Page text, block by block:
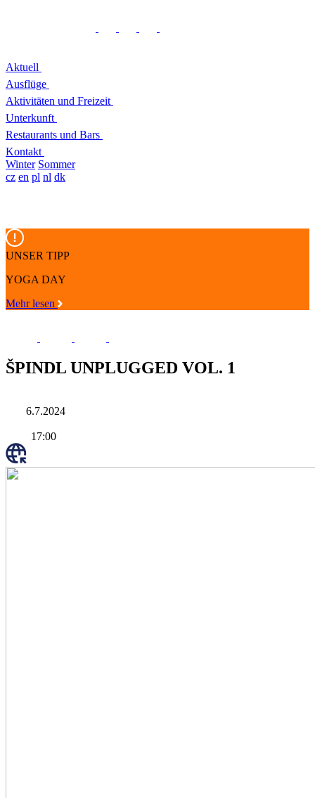
Aktuell
Ausflüge
Aktivitäten und Freizeit
Unterkunft
Restaurants und Bars
Kontakt
Winter Sommer
cz en pl nl dk
UNSER TIPP
YOGA DAY
Mehr lesen
ŠPINDL UNPLUGGED VOL. 1
6.7.2024
17:00